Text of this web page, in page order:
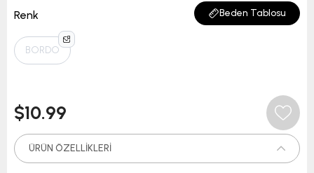
Renk Beden Tablosu
BORDO
$10.99
ÜRÜN ÖZELLIKLERI